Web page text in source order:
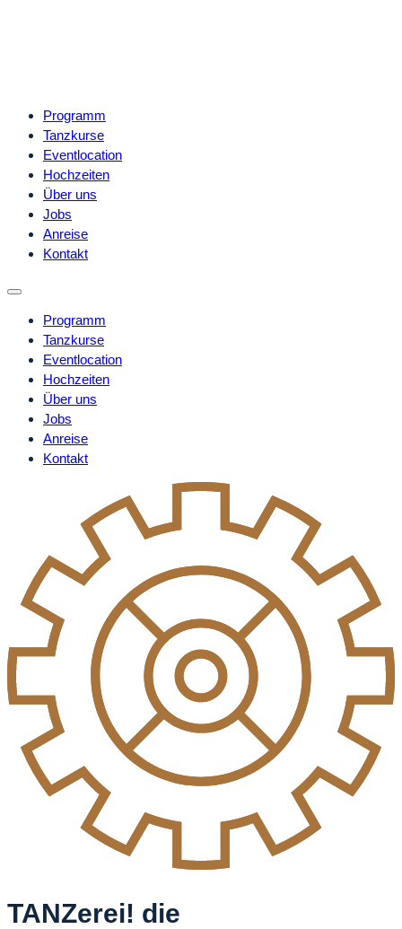
Programm
Tanzkurse
Eventlocation
Hochzeiten
Über uns
Jobs
Anreise
Kontakt
Programm
Tanzkurse
Eventlocation
Hochzeiten
Über uns
Jobs
Anreise
Kontakt
TANZerei! die